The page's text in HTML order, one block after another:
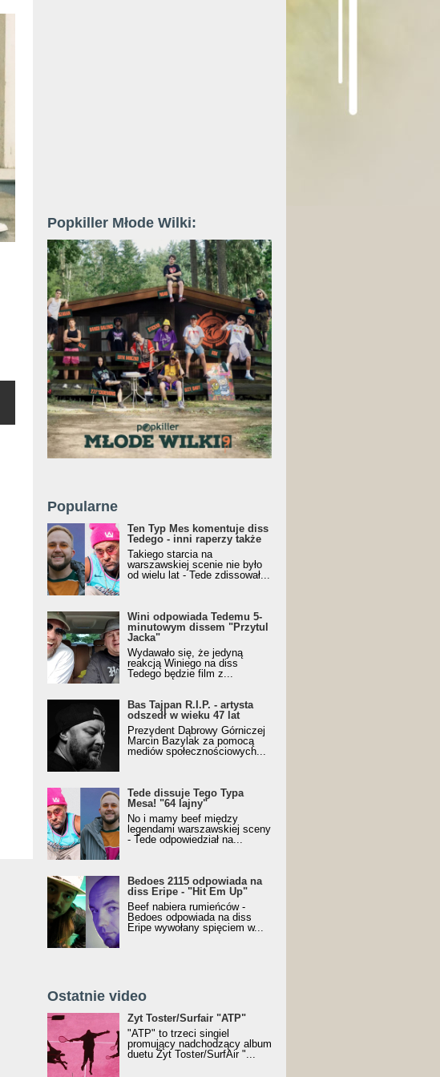
Popkiller Młode Wilki:
Popularne
Ten Typ Mes komentuje diss
Tedego - inni raperzy także
Takiego starcia na
warszawskiej scenie nie było
od wielu lat - Tede zdissował...
Wini odpowiada Tedemu 5-
minutowym dissem "Przytul
Jacka"
Wydawało się, że jedyną
reakcją Winiego na diss
Tedego będzie film z...
Bas Tajpan R.I.P. - artysta
odszedł w wieku 47 lat
Prezydent Dąbrowy Górniczej
Marcin Bazylak za pomocą
mediów społecznościowych...
Tede dissuje Tego Typa
Mesa! "64 lajny"
No i mamy beef między
legendami warszawskiej sceny
- Tede odpowiedział na...
Bedoes 2115 odpowiada na
diss Eripe - "Hit Em Up"
Beef nabiera rumieńców -
Bedoes odpowiada na diss
Eripe wywołany spięciem w...
Ostatnie video
Żyt Toster/SurfAir - ATP VIDEO
Żyt Toster/Surfair "ATP"
"ATP" to trzeci singiel
promujący nadchodzący album
duetu Żyt Toster/SurfAir "...